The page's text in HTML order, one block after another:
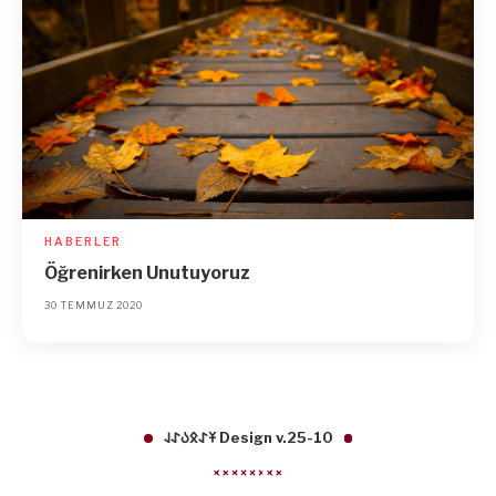
HABERLER
Öğrenirken Unutuyoruz
30 TEMMUZ 2020
𐱁𐰀𐰋𐰉𐰀𐰞 Design v.25-10